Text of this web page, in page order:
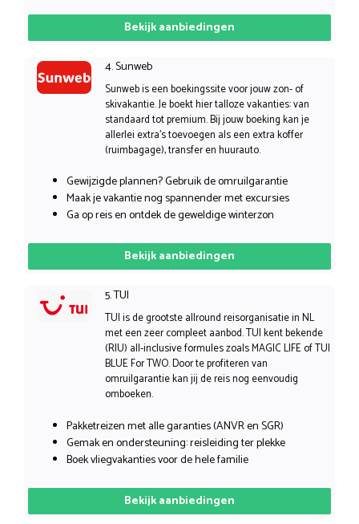
Bekijk aanbiedingen
4. Sunweb
Sunweb is een boekingssite voor jouw zon- of
skivakantie. Je boekt hier talloze vakanties: van
standaard tot premium. Bij jouw boeking kan je
allerlei extra’s toevoegen als een extra koffer
(ruimbagage), transfer en huurauto.
Gewijzigde plannen? Gebruik de omruilgarantie
Maak je vakantie nog spannender met excursies
Ga op reis en ontdek de geweldige winterzon
Bekijk aanbiedingen
5. TUI
TUI is de grootste allround reisorganisatie in NL
met een zeer compleet aanbod. TUI kent bekende
(RIU) all-inclusive formules zoals MAGIC LIFE of TUI
BLUE For TWO. Door te profiteren van
omruilgarantie kan jij de reis nog eenvoudig
omboeken.
Pakketreizen met alle garanties (ANVR en SGR)
Gemak en ondersteuning: reisleiding ter plekke
Boek vliegvakanties voor de hele familie
Bekijk aanbiedingen